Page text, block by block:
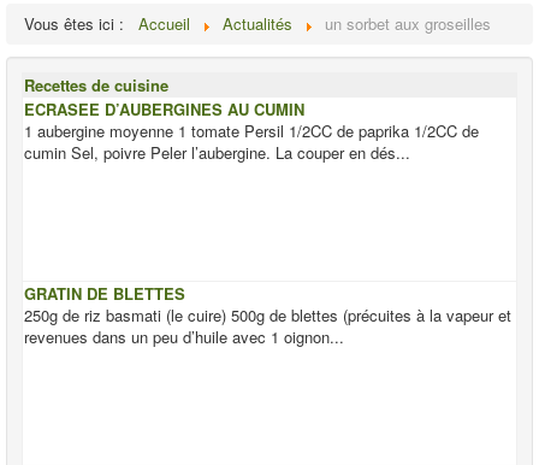
Vous êtes ici : Accueil Actualités un sorbet aux groseilles
Recettes de cuisine
ECRASEE D’AUBERGINES AU CUMIN
1 aubergine moyenne 1 tomate Persil 1/2CC de paprika 1/2CC de
cumin Sel, poivre Peler l’aubergine. La couper en dés...
GRATIN DE BLETTES
250g de riz basmati (le cuire) 500g de blettes (précuites à la vapeur et
revenues dans un peu d’huile avec 1 oignon...